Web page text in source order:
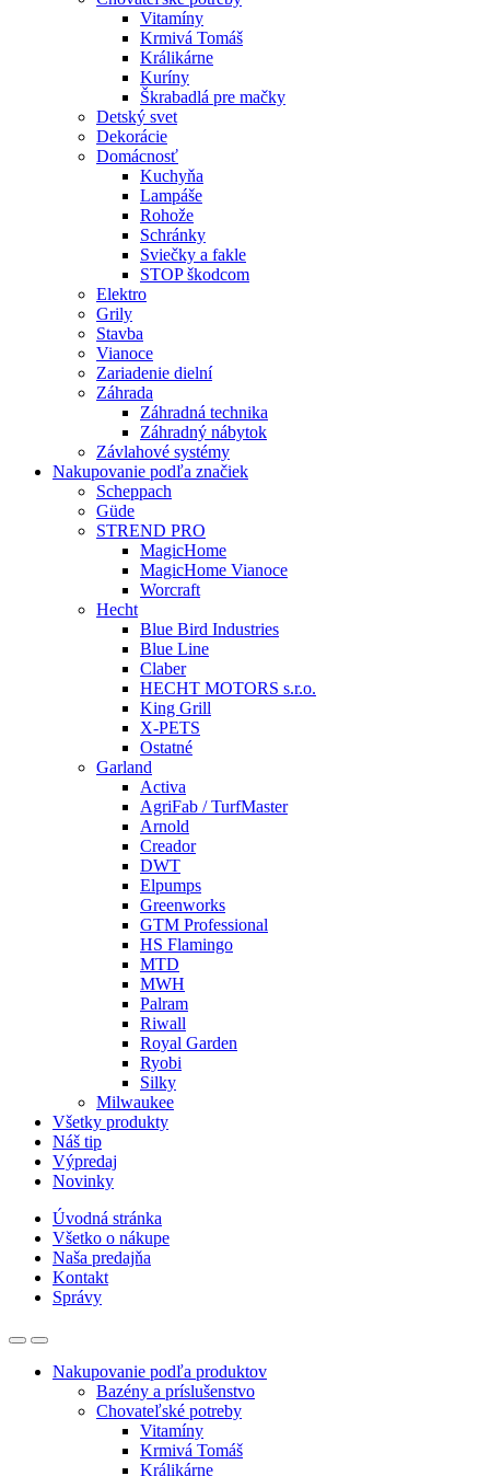
Vitamíny
Krmivá Tomáš
Králikárne
Kuríny
Škrabadlá pre mačky
Detský svet
Dekorácie
Domácnosť
Kuchyňa
Lampáše
Rohože
Schránky
Sviečky a fakle
STOP škodcom
Elektro
Grily
Stavba
Vianoce
Zariadenie dielní
Záhrada
Záhradná technika
Záhradný nábytok
Závlahové systémy
Nakupovanie podľa značiek
Scheppach
Güde
STREND PRO
MagicHome
MagicHome Vianoce
Worcraft
Hecht
Blue Bird Industries
Blue Line
Claber
HECHT MOTORS s.r.o.
King Grill
X-PETS
Ostatné
Garland
Activa
AgriFab / TurfMaster
Arnold
Creador
DWT
Elpumps
Greenworks
GTM Professional
HS Flamingo
MTD
MWH
Palram
Riwall
Royal Garden
Ryobi
Silky
Milwaukee
Všetky produkty
Náš tip
Výpredaj
Novinky
Úvodná stránka
Všetko o nákupe
Naša predajňa
Kontakt
Správy
Nakupovanie podľa produktov
Bazény a príslušenstvo
Chovateľské potreby
Vitamíny
Krmivá Tomáš
Králikárne